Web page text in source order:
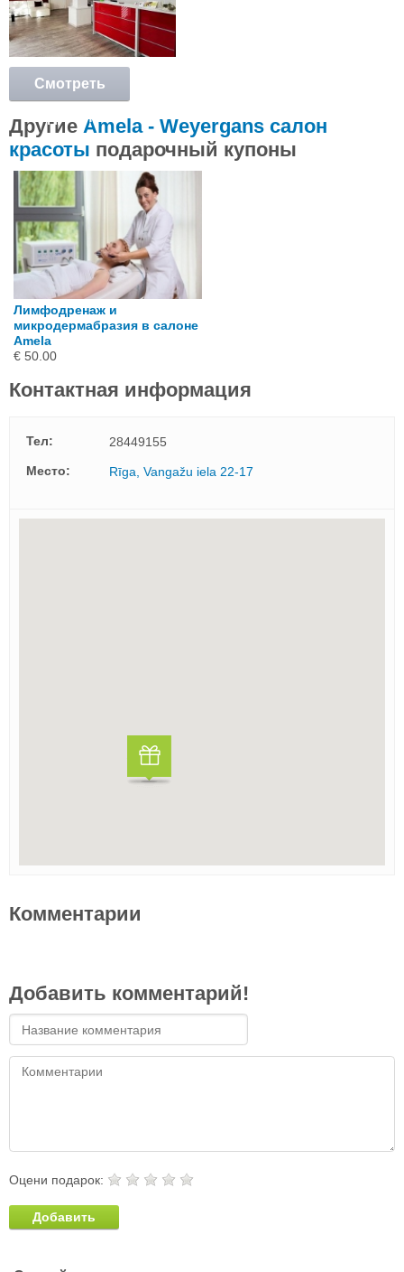
Смотреть
подробнее
Другие Amela - Weyergans салон
красоты подарочный купоны
Лимфодренаж и
микродермабразия в салоне
Amela
€ 50.00
Контактная информация
Тел:
28449155
Mесто:
Rīga, Vangažu iela 22-17
Комментарии
Добавить комментарий!
Оцени подарок:
Добавить